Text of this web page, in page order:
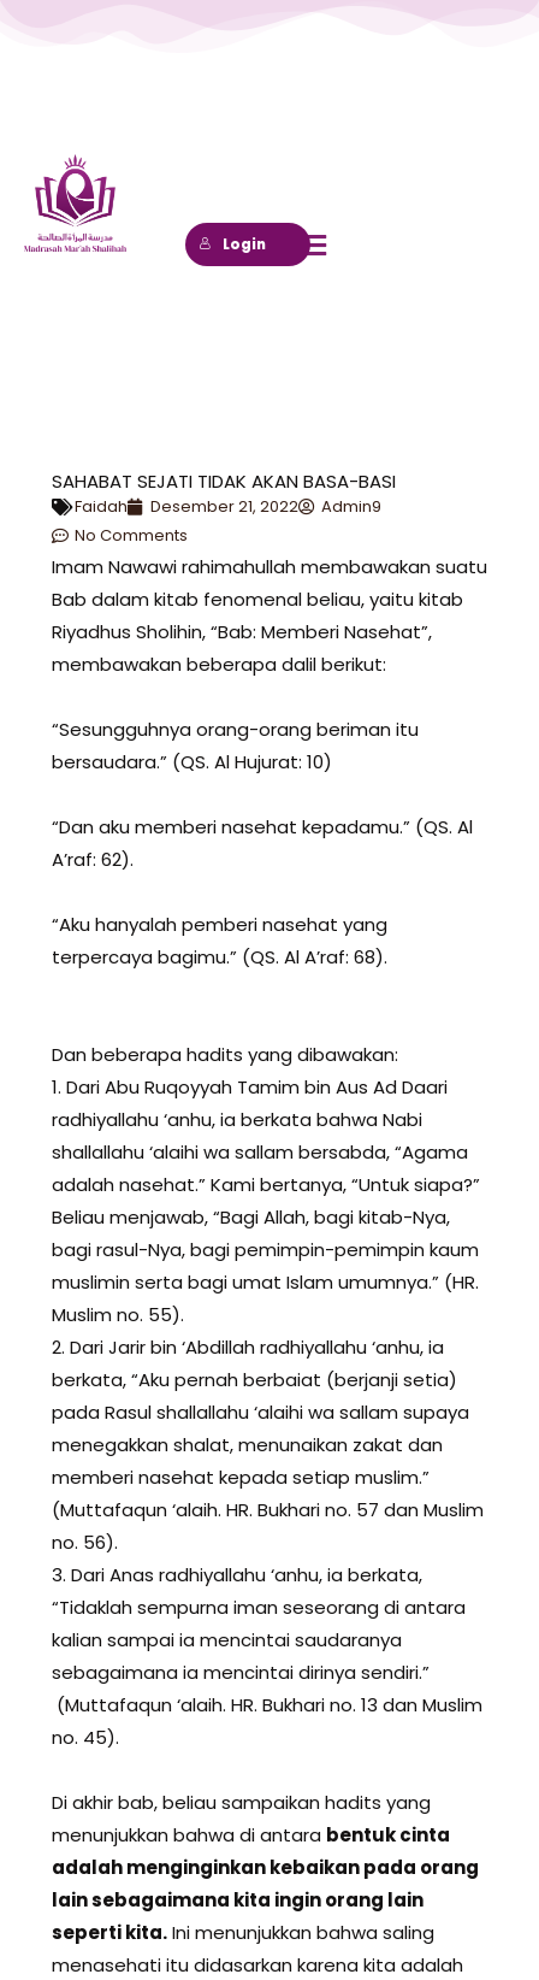
Login
SAHABAT SEJATI TIDAK AKAN BASA-BASI
Faidah Desember 21, 2022
Admin9
No Comments
Imam Nawawi rahimahullah membawakan suatu
Bab dalam kitab fenomenal beliau, yaitu kitab
Riyadhus Sholihin, “Bab: Memberi Nasehat”,
membawakan beberapa dalil berikut:
“Sesungguhnya orang-orang beriman itu
bersaudara.” (QS. Al Hujurat: 10)
“Dan aku memberi nasehat kepadamu.” (QS. Al
A’raf: 62).
“Aku hanyalah pemberi nasehat yang
terpercaya bagimu.” (QS. Al A’raf: 68).
Dan beberapa hadits yang dibawakan:
1. Dari Abu Ruqoyyah Tamim bin Aus Ad Daari
radhiyallahu ‘anhu, ia berkata bahwa Nabi
shallallahu ‘alaihi wa sallam bersabda, “Agama
adalah nasehat.” Kami bertanya, “Untuk siapa?”
Beliau menjawab, “Bagi Allah, bagi kitab-Nya,
bagi rasul-Nya, bagi pemimpin-pemimpin kaum
muslimin serta bagi umat Islam umumnya.” (HR.
Muslim no. 55).
2. Dari Jarir bin ‘Abdillah radhiyallahu ‘anhu, ia
berkata, “Aku pernah berbaiat (berjanji setia)
pada Rasul shallallahu ‘alaihi wa sallam supaya
menegakkan shalat, menunaikan zakat dan
memberi nasehat kepada setiap muslim.”
(Muttafaqun ‘alaih. HR. Bukhari no. 57 dan Muslim
no. 56).
3. Dari Anas radhiyallahu ‘anhu, ia berkata,
“Tidaklah sempurna iman seseorang di antara
kalian sampai ia mencintai saudaranya
sebagaimana ia mencintai dirinya sendiri.”
(Muttafaqun ‘alaih. HR. Bukhari no. 13 dan Muslim
no. 45).
Di akhir bab, beliau sampaikan hadits yang
menunjukkan bahwa di antara bentuk cinta
adalah menginginkan kebaikan pada orang
lain sebagaimana kita ingin orang lain
seperti kita.Ini menunjukkan bahwa saling
menasehati itu didasarkan karena kita adalah